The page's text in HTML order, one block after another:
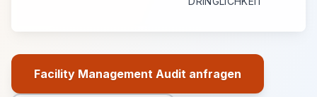
Facility Management Audit anfragen
Primäre Aktion